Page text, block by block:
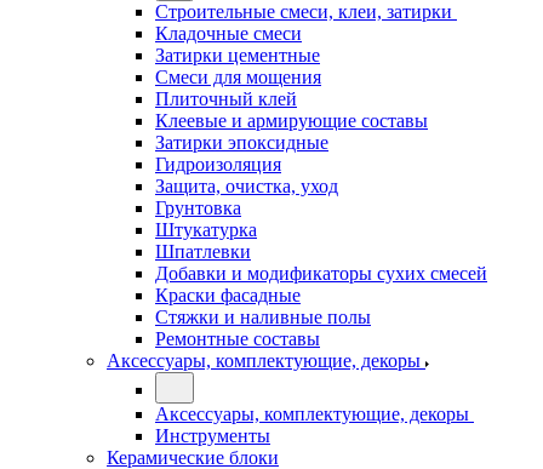
Строительные смеси, клеи, затирки
Кладочные смеси
Затирки цементные
Смеси для мощения
Плиточный клей
Клеевые и армирующие составы
Затирки эпоксидные
Гидроизоляция
Защита, очистка, уход
Грунтовка
Штукатурка
Шпатлевки
Добавки и модификаторы сухих смесей
Краски фасадные
Стяжки и наливные полы
Ремонтные составы
Аксессуары, комплектующие, декоры
Аксессуары, комплектующие, декоры
Инструменты
Керамические блоки